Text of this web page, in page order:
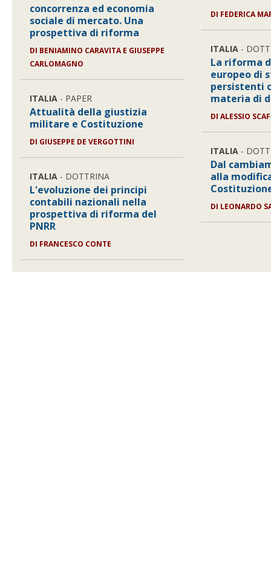
concorrenza ed economia
sociale di mercato. Una
prospettiva di riforma
DI BENIAMINO CARAVITA E GIUSEPPE
CARLOMAGNO
ITALIA - PAPER
Attualità della giustizia
militare e Costituzione
DI GIUSEPPE DE VERGOTTINI
ITALIA - DOTTRINA
L'evoluzione dei principi
contabili nazionali nella
prospettiva di riforma del
PNRR
DI FRANCESCO CONTE
DI FEDERICA
ITALIA -
La riforma
europeo di
persistenti
materia di
DIALESSIO
ITALIA -
Dal
alla
DI LEONARDO